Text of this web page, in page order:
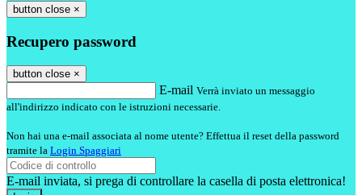
button close ×
Recupero password
button close ×
E-mail Verrà inviato un messaggio
all'indirizzo indicato con le istruzioni necessarie.
Non hai una e-mail associata al nome utente? Effettua il reset della password
tramite la Login Spaggiari
E-mail inviata, si prega di controllare la casella di posta elettronica!